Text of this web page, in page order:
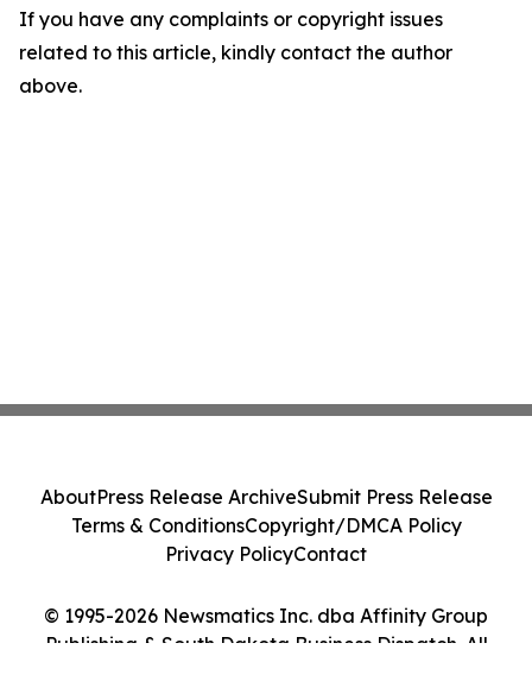
If you have any complaints or copyright issues
related to this article, kindly contact the author
above.
© 1995-2026 Newsmatics Inc. dba Affinity Group
Publishing & South Dakota Business Dispatch. All
AboutPress Release ArchiveSubmit Press Release
Terms & ConditionsCopyright/DMCA Policy
Privacy PolicyContact